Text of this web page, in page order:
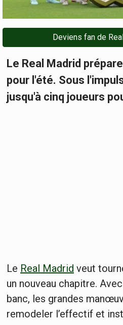
Deviens fan de
Le Real Madrid
pour l'été. Sous
jusqu'à cinq joueurs
Le Real Madrid veut
un nouveau chapitre. Avec
banc, les grandes
remodeler l’effectif et